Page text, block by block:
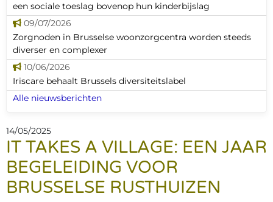
een sociale toeslag bovenop hun kinderbijslag
09/07/2026
Zorgnoden in Brusselse woonzorgcentra worden steeds
diverser en complexer
10/06/2026
Iriscare behaalt Brussels diversiteitslabel
Alle nieuwsberichten
14/05/2025
IT TAKES A VILLAGE: EEN JAAR
BEGELEIDING VOOR
BRUSSELSE RUSTHUIZEN